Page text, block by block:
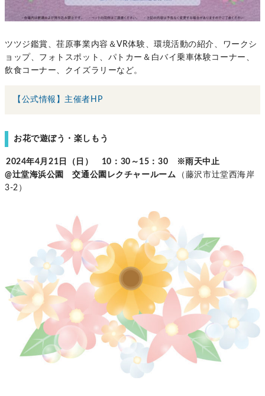
ツツジ鑑賞、荏原事業内容＆VR体験、環境活動の紹介、ワークシ
ョップ、フォトスポット、パトカー＆白バイ乗車体験コーナー、
飲食コーナー、クイズラリーなど。
【公式情報】主催者HP
お花で遊ぼう・楽しもう
2024年4月21日（日） 10：30～15：30 ※雨天中止
@辻堂海浜公園 交通公園レクチャールーム
（藤沢市辻堂西海岸
3-2）